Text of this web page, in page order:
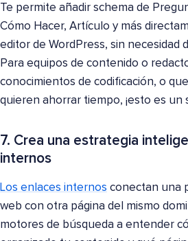
Te permite añadir schema de
Cómo Hacer, Artículo y más
editor de WordPress, sin necesidad
Para equipos de contenido o
conocimientos de codificación, o
quieren ahorrar tiempo, ¡esto es un
7. Crea una estrategia
internos
Los enlaces internos conectan una
web con otra página del mismo
motores de búsqueda a entender